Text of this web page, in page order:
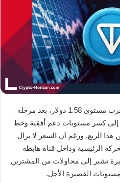
يتم تداول عملة تونكوين اليوم قرب مستوى 1.58 دولار، بعد مرحلة
كسر مستويات دعم أفقية وخط
الربع. ورغم أن السعر لا يزال
الرئيسية وداخل قناة هابطة
تشير إلى محاولات من المشترين
القصيرة الأجل.